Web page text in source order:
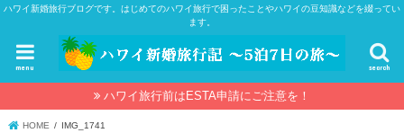
ハワイ新婚旅行ブログです。はじめてのハワイ旅行で困ったことやハワイの豆知識などを綴ってい
ます。
search
menu
ハワイ旅行前はESTA申請にご注意を！
HOME IMG_1741